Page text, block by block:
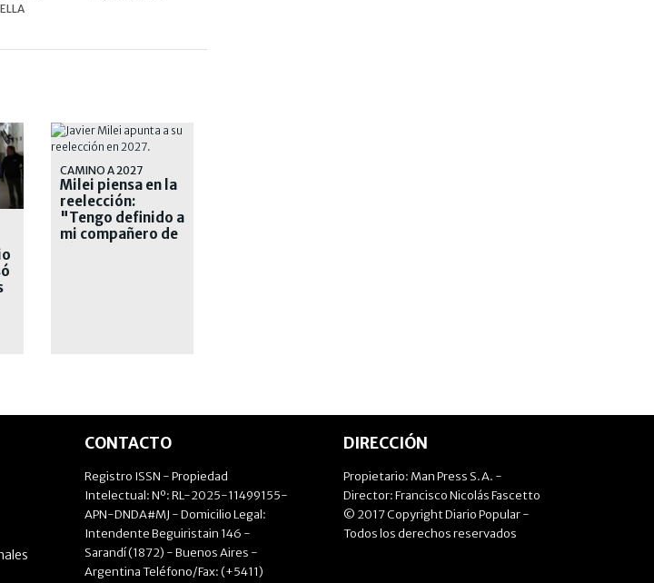
CAMINO A 2027
Milei piensa en la
reelección:
"Tengo definido a
mi compañero de
CONTACTO
Registro ISSN - Propiedad
Intelectual: Nº: RL-2025-11499155-
APN-DNDA#MJ - Domicilio Legal:
Intendente Beguiristain 146 -
Sarandí (1872) - Buenos Aires -
Argentina Teléfono/Fax: (+5411)
DIRECCIÓN
Propietario: Man Press S.A. -
Director: Francisco Nicolás Fascetto
© 2017 Copyright Diario Popular -
Todos los derechos reservados